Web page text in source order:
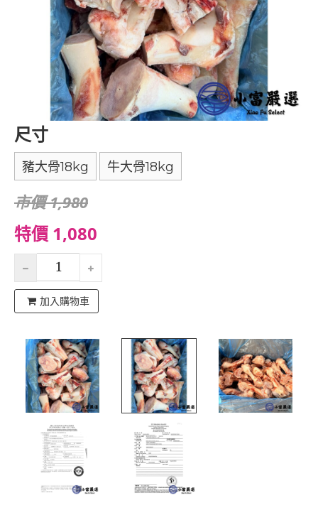
尺寸
豬大骨18kg 牛大骨18kg
市價 1,980
特價 1,080
加入購物車